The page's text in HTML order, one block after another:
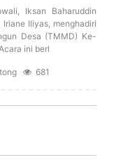
Iksan Baharuddin
Iliyas, menghadiri
Desa (TMMD) Ke-
ini berl
681